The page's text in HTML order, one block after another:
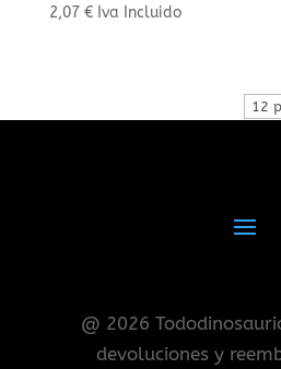
2,07 € Iva Incluido
@ 2026
devoluciones y